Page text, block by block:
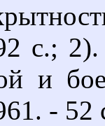
с.;
и
-